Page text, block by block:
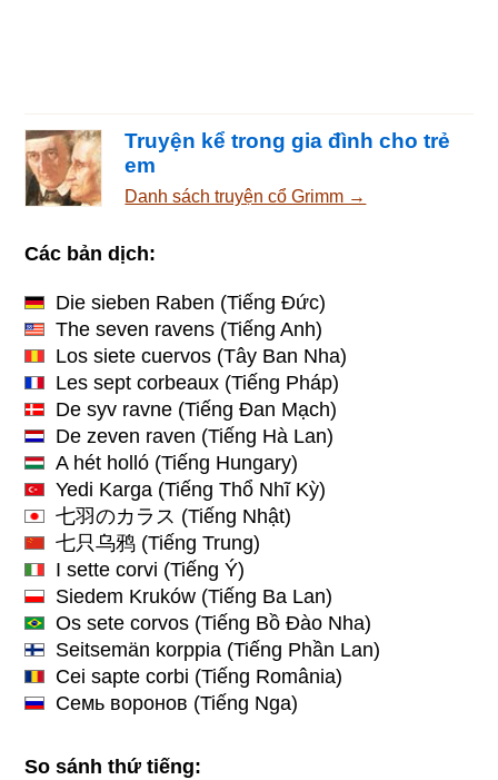
Truyện kể trong gia đình cho trẻ
em
Danh sách truyện cổ Grimm →
Các bản dịch:
Die sieben Raben (Tiếng Đức)
The seven ravens (Tiếng Anh)
Los siete cuervos (Tây Ban Nha)
Les sept corbeaux (Tiếng Pháp)
De syv ravne (Tiếng Đan Mạch)
De zeven raven (Tiếng Hà Lan)
A hét holló (Tiếng Hungary)
Yedi Karga (Tiếng Thổ Nhĩ Kỳ)
七羽のカラス (Tiếng Nhật)
七只乌鸦 (Tiếng Trung)
I sette corvi (Tiếng Ý)
Siedem Kruków (Tiếng Ba Lan)
Os sete corvos (Tiếng Bồ Đào Nha)
Seitsemän korppia (Tiếng Phần Lan)
Cei sapte corbi (Tiếng România)
Семь воронов (Tiếng Nga)
So sánh thứ tiếng: